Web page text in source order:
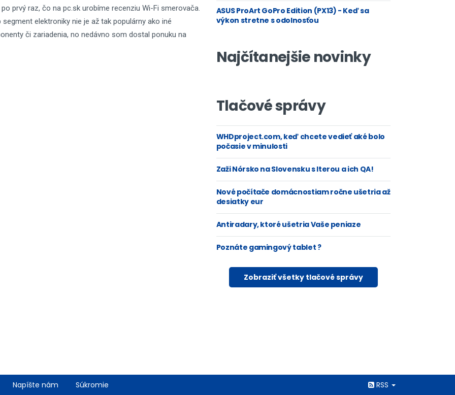
po prvý raz, čo na pc.sk urobíme recenziu Wi-Fi smerovača.
segment elektroniky nie je až tak populárny ako iné
či zariadenia, no nedávno som dostal ponuku na
ASUS ProArt GoPro Edition (PX13) - Keď sa
výkon stretne s odolnosťou
Najčítanejšie novinky
Tlačové správy
WHDproject.com, keď chcete vedieť aké bolo
počasie v minulosti
Zaži Nórsko na Slovensku s Iterou a ich QA!
Nové počítače domácnostiam ročne ušetria až
desiatky eur
Antiradary, ktoré ušetria Vaše peniaze
Poznáte gamingový tablet ?
Zobraziť všetky tlačové správy
Napíšte nám Súkromie RSS